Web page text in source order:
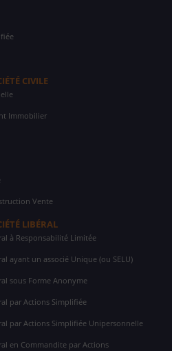
CIVILE
Immobilier
Vente
LIBÉRAL
à Responsabilité Limitée
ayant un associé Unique (ou SELU)
sous Forme Anonyme
par Actions Simplifiée
par Actions Simplifiée Unipersonnelle
en Commandite par Actions